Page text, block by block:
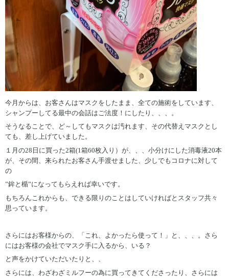
今月からは、お客さんはマスクをしたまま、全ての施術をしています、
シャンプーしてる最中の会話はご法度！にしたり、、、。
そうなることで、ど～してもマスクは汚れます、その代替えマスクとし
ても、差し上げていました。
１月の28日に買った2箱(1箱60枚入り）が、、、小分けにした消毒液20本
が、その間、来られたお客さん手渡せました、少しでもコロナに対して
の
”鉾と楯”になってもらえれば幸いです。
もちろんこれからも、できる限りのことはしていければとスタッフ共々
思っています。
さらにはお客様からの、「これ、よかったら使って！」と、、、。さら
にはお客様の会社でマスク手に入るから、いる？
と声をかけていただいたりと、、
さらには、わざわざミルフーの為に買ってきてくださったり、さらには